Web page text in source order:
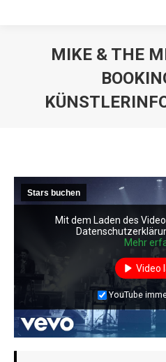
MIKE & THE
Stars buchen
Mit dem Laden des
Mehr
Video
YouTube